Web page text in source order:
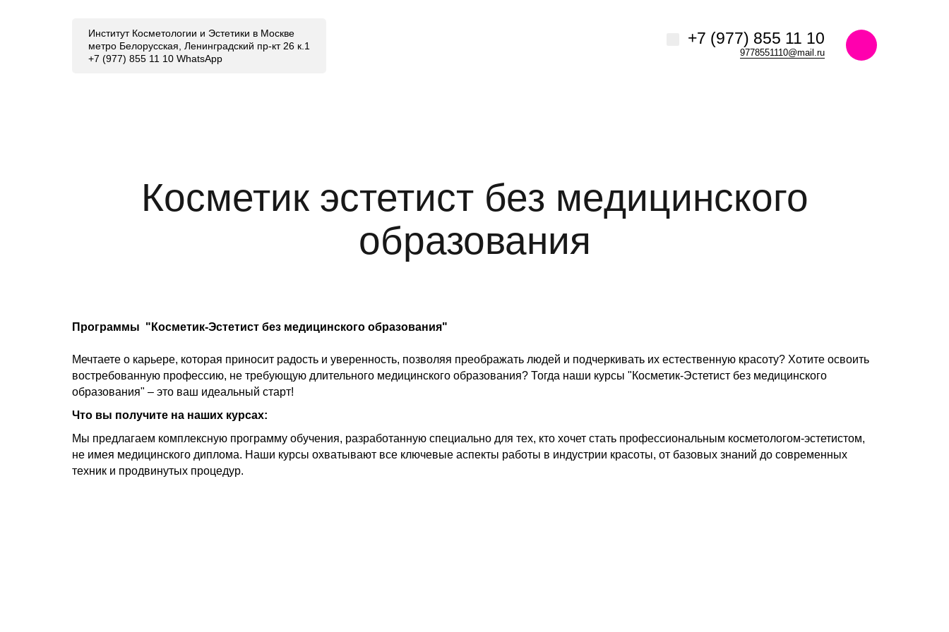
Институт Косметологии и Эстетики в Москве
метро Белорусская, Ленинградский пр-кт 26 к.1
+7 (977) 855 11 10 WhatsApp
+7 (977) 855 11 10
9778551110@mail.ru
Косметик эстетист без медицинского
образования
Программы "Косметик-Эстетист без медицинского образования"
Мечтаете о карьере, которая приносит радость и уверенность, позволяя преображать людей и подчеркивать их естественную красоту? Хотите освоить
востребованную профессию, не требующую длительного медицинского образования? Тогда наши курсы "Косметик-Эстетист без медицинского
образования" – это ваш идеальный старт!
Что вы получите на наших курсах:
Мы предлагаем комплексную программу обучения, разработанную специально для тех, кто хочет стать профессиональным косметологом-эстетистом,
не имея медицинского диплома. Наши курсы охватывают все ключевые аспекты работы в индустрии красоты, от базовых знаний до современных
техник и продвинутых процедур.